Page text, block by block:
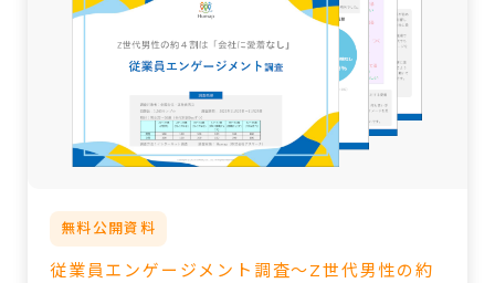
無料公開資料
従業員エンゲージメント調査～Z世代男性の約